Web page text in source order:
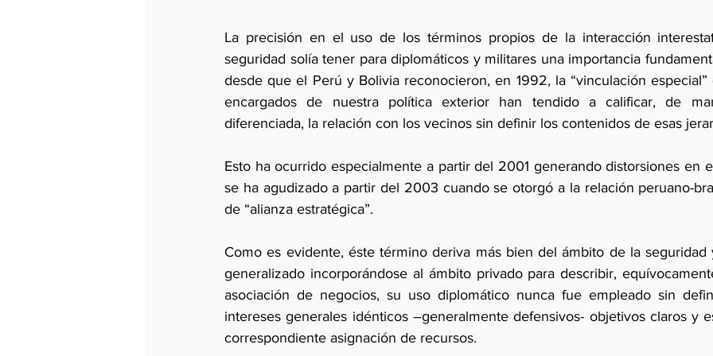
La precisión en el uso de los términos propios de la interacción
seguridad solía tener para diplomáticos y militares una importancia
desde que el Perú y Bolivia reconocieron, en 1992, la “vinculación
encargados de nuestra política exterior han tendido a calificar, de
diferenciada, la relación con los vecinos sin definir los contenidos de esas
Esto ha ocurrido especialmente a partir del 2001 generando distorsiones en
se ha agudizado a partir del 2003 cuando se otorgó a la relación peruano-
de “alianza estratégica”.
Como es evidente, éste término deriva más bien del ámbito de la seguridad
generalizado incorporándose al ámbito privado para describir,
asociación de negocios, su uso diplomático nunca fue empleado sin
intereses generales idénticos –generalmente defensivos- objetivos claros y
correspondiente asignación de recursos.